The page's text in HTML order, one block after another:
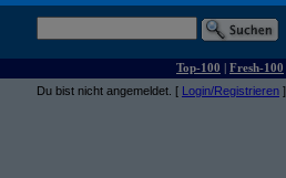
Top-100 | Fresh-100
Du bist nicht angemeldet. [ Login/Registrieren ]